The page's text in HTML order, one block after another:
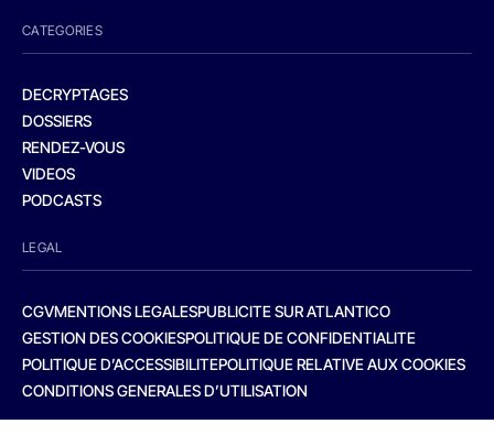
CATEGORIES
DECRYPTAGES
DOSSIERS
RENDEZ-VOUS
VIDEOS
PODCASTS
LEGAL
CGVMENTIONS LEGALESPUBLICITE SUR ATLANTICO
GESTION DES COOKIESPOLITIQUE DE CONFIDENTIALITE
POLITIQUE D’ACCESSIBILITEPOLITIQUE RELATIVE AUX COOKIES
CONDITIONS GENERALES D’UTILISATION